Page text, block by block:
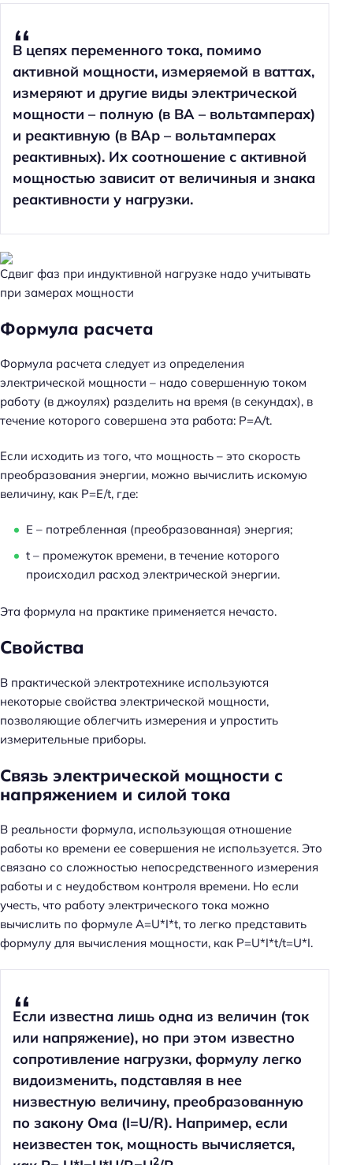
В цепях переменного тока, помимо
активной мощности, измеряемой в ваттах,
измеряют и другие виды электрической
мощности – полную (в ВА – вольтамперах)
и реактивную (в ВАр – вольтамперах
реактивных). Их соотношение с активной
мощностью зависит от величиныя и знака
реактивности у нагрузки.
Сдвиг фаз при индуктивной нагрузке надо учитывать
при замерах мощности
Формула расчета
Формула расчета следует из определения
электрической мощности – надо совершенную током
работу (в джоулях) разделить на время (в секундах), в
течение которого совершена эта работа: P=A/t.
Если исходить из того, что мощность – это скорость
преобразования энергии, можно вычислить искомую
величину, как Р=E/t, где:
E – потребленная (преобразованная) энергия;
t – промежуток времени, в течение которого
происходил расход электрической энергии.
Эта формула на практике применяется нечасто.
Свойства
В практической электротехнике используются
некоторые свойства электрической мощности,
позволяющие облегчить измерения и упростить
измерительные приборы.
Связь электрической мощности с
напряжением и силой тока
В реальности формула, использующая отношение
работы ко времени ее совершения не используется. Это
связано со сложностью непосредственного измерения
работы и с неудобством контроля времени. Но если
учесть, что работу электрического тока можно
вычислить по формуле A=U*I*t, то легко представить
формулу для вычисления мощности, как P=U*I*t/t=U*I.
Если известна лишь одна из величин (ток
или напряжение), но при этом известно
сопротивление нагрузки, формулу легко
видоизменить, подставляя в нее
низвестную величину, преобразованную
по закону Ома (I=U/R). Например, если
неизвестен ток, мощность вычисляется,
2